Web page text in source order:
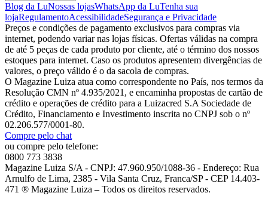
Blog da LuNossas lojasWhatsApp da LuTenha sua
lojaRegulamentoAcessibilidadeSegurança e Privacidade
Preços e condições de pagamento exclusivos para compras via
internet, podendo variar nas lojas físicas. Ofertas válidas na compra
de até 5 peças de cada produto por cliente, até o término dos nossos
estoques para internet. Caso os produtos apresentem divergências de
valores, o preço válido é o da sacola de compras.
O Magazine Luiza atua como correspondente no País, nos termos da
Resolução CMN nº 4.935/2021, e encaminha propostas de cartão de
crédito e operações de crédito para a Luizacred S.A Sociedade de
Crédito, Financiamento e Investimento inscrita no CNPJ sob o nº
02.206.577/0001-80.
Compre pelo chat
ou compre pelo telefone:
0800 773 3838
Magazine Luiza S/A - CNPJ: 47.960.950/1088-36 - Endereço: Rua
Arnulfo de Lima, 2385 - Vila Santa Cruz, Franca/SP - CEP 14.403-
471 ® Magazine Luiza – Todos os direitos reservados.